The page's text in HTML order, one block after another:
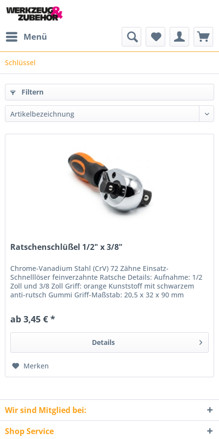
Menü
Schlüssel
Filtern
Ratschenschlüßel 1/2" x 3/8"
Chrome-Vanadium Stahl (CrV) 72 Zähne Einsatz-
Schnelllöser feinverzahnte Ratsche Details: Aufnahme: 1/2
Zoll und 3/8 Zoll Griff: orange Kunststoff mit schwarzem
anti-rutsch Gummi Griff-Maßstab: 20,5 x 32 x 90 mm
ab 3,45 € *
Details
Merken
Wir sind Mitglied bei:
Shop Service